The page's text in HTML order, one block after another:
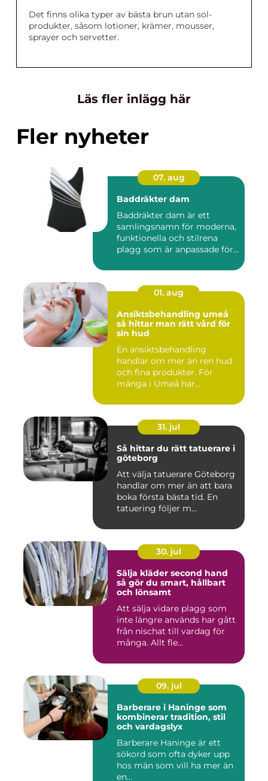
Det finns olika typer av bästa brun utan sol-
produkter, såsom lotioner, krämer, mousser,
sprayer och servetter.
Läs fler inlägg här
Fler nyheter
07. aug
Baddräkter dam
Baddräkter dam är ett
samlingsnamn för moderna,
funktionella och stilrena
plagg som är anpassade för...
01. aug
Ansiktsbehandling umeå
så hittar man rätt vård för
sin hud
En ansiktsbehandling
handlar om mer än ren hud
och fina produkter. För
många i Umeå har
31. jul
Så hittar du rätt tatuerare i
göteborg
Att välja tatuerare Göteborg
handlar om mer än att bara
boka första bästa tid. En
tatuering följer m...
30. jul
Sälja kläder second hand
så gör du smart, hållbart
och lönsamt
Att sälja vidare plagg som
inte längre används har gått
från nischat till vardag för
många. Allt fle...
09. jul
Barberare i Haninge som
kombinerar tradition, stil
och vardagslyx
Barberare Haninge är ett
sökord som ofta dyker upp
hos män som vill ha mer än
en...